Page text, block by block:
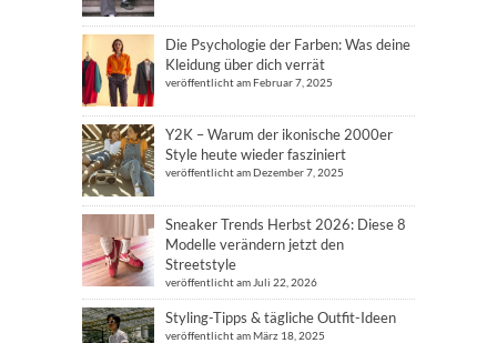
Die Psychologie der Farben: Was deine
Kleidung über dich verrät
veröffentlicht am Februar 7, 2025
Y2K – Warum der ikonische 2000er
Style heute wieder fasziniert
veröffentlicht am Dezember 7, 2025
Sneaker Trends Herbst 2026: Diese 8
Modelle verändern jetzt den
Streetstyle
veröffentlicht am Juli 22, 2026
Styling-Tipps & tägliche Outfit-Ideen
veröffentlicht am März 18, 2025